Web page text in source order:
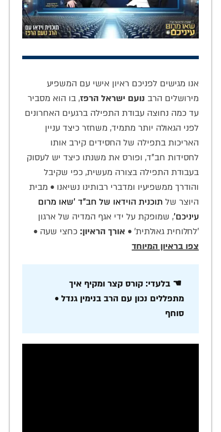
אנו מגישים לפניכם ראיון אישי עם המשפיע
מירושלים הרב נועם ישראל הרפז, בו הוא מסביר
עד כמה נחוצה עבודת התפילה ברגעים האחרונים
לפני הגאולה יותר מתמיד, משחזר כיצד עניין
האריכות בתפילה של החסידים קירב אותו
לחסידות חב"ד, ופורס את משנתו כיצד יש לעסוק
בעבודת התפילה בצורה מעשית, כפי שקיבל
והודרך ממשפיעיו ומדברי רבותינו נשיאנו • מבית
היוצר של תוכנית הוידאו של חב"ד 'שאו מרום
עיניכם', שמופקת על ידי אגף המדיה של ארגון
'לחלוחית גאולתית' • אורך הראיון: כחצי שעה •
צפו בראיון המיוחד
☚ בלעדי: קורס קצר ומקיף איך
מתפללים נכון עם הרב בנימין גנדל •
סוחף